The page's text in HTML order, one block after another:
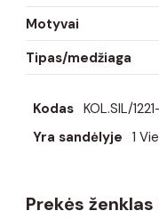
Motyvai
Tipas/medžiaga
Kodas KOL.SIL/
Yra sandėlyje 1
Prekės